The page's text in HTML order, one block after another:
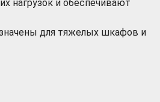
нагрузок и обеспечивают
для тяжелых шкафов и